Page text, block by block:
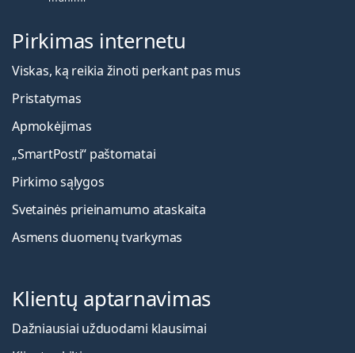
Pirkimas internetu
Viskas, ką reikia žinoti perkant pas mus
Pristatymas
Apmokėjimas
„SmartPosti“ paštomatai
Pirkimo sąlygos
Svetainės prieinamumo ataskaita
Asmens duomenų tvarkymas
Klientų aptarnavimas
Dažniausiai užduodami klausimai